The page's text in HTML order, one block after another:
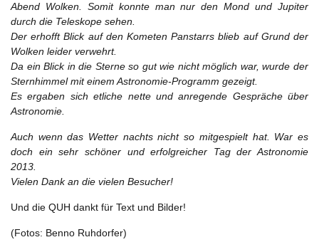
Abend Wolken. Somit konnte man nur den Mond und Jupiter
durch die Teleskope sehen.
Der erhofft Blick auf den Kometen Panstarrs blieb auf Grund der
Wolken leider verwehrt.
Da ein Blick in die Sterne so gut wie nicht möglich war, wurde der
Sternhimmel mit einem Astronomie-Programm gezeigt.
Es ergaben sich etliche nette und anregende Gespräche über
Astronomie.
Auch wenn das Wetter nachts nicht so mitgespielt hat. War es
doch ein sehr schöner und erfolgreicher Tag der Astronomie
2013.
Vielen Dank an die vielen Besucher!
Und die QUH dankt für Text und Bilder!
(Fotos: Benno Ruhdorfer)